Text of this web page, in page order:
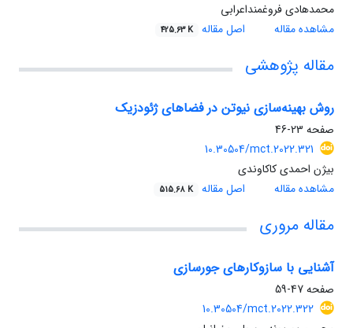
محمدهادی فروغمنداعرابی
مشاهده مقاله
اصل مقاله 425.63 K
مقاله پژوهشی
روش بهینه‌سازی نیوتن در فضاهای ژئودزیک
صفحه 23-46
10.30504/mct.2022.321
بیژن احمدی کاکاوندی
مشاهده مقاله
اصل مقاله 515.68 K
مقاله مروری
آشنایی با سازوکار‌های جورسازی
صفحه47-59
10.30504/mct.2022.322